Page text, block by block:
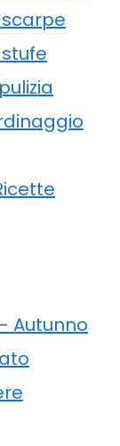
scarpe
Autunno